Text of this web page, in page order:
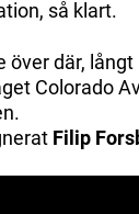
så klart.
över där,
Colorado
Filip